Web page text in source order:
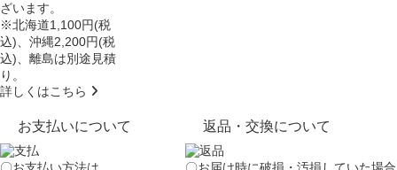
ざいます。
※北海道1,100円(税
込)、沖縄2,200円(税
込)、離島は別途見積
り。
詳しくはこちら
お支払いについて 返品・交換について